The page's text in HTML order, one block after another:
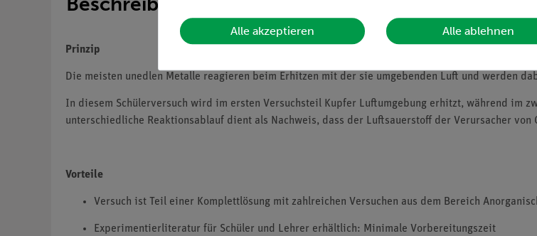
Prinzip
Die meisten unedlen Metalle reagieren beim Erhitzen mit der sie umgebenden Luft und werden
In diesem Schülerversuch wird im ersten Versuchsteil Kupfer Luftumgebung erhitzt, während im
unterschiedliche Reaktionsablauf dient als Nachweis, dass der Luftsauerstoff der Verursacher von
Vorteile
Versuch ist Teil einer Komplettlösung mit zahlreichen Versuchen aus dem Bereich
Experimentierliteratur für Schüler und Lehrer erhältlich: Minimale Vorbereitungszeit
Alle akzeptieren Alle ablehnen